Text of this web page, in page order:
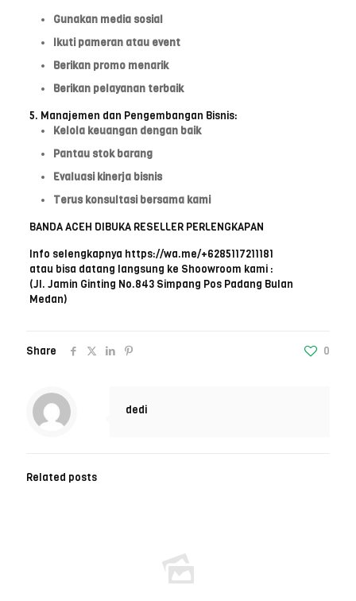
Gunakan media sosial
Ikuti pameran atau event
Berikan promo menarik
Berikan pelayanan terbaik
5. Manajemen dan Pengembangan Bisnis:
Kelola keuangan dengan baik
Pantau stok barang
Evaluasi kinerja bisnis
Terus konsultasi bersama kami
BANDA ACEH DIBUKA RESELLER PERLENGKAPAN
Info selengkapnya https://wa.me/+6285117211181
atau bisa datang langsung ke Shoowroom kami :
(Jl. Jamin Ginting No.843 Simpang Pos Padang Bulan
Medan)
Share 0
dedi
Related posts